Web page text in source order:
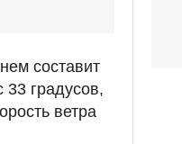
составит
градусов,
ветра